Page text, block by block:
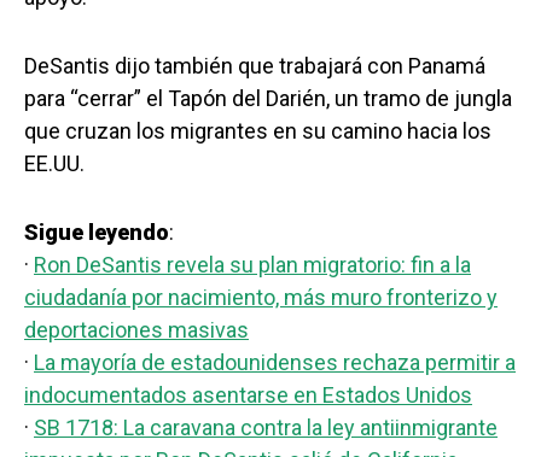
DeSantis dijo también que trabajará con Panamá
para “cerrar” el Tapón del Darién, un tramo de jungla
que cruzan los migrantes en su camino hacia los
EE.UU.
Sigue leyendo:
· Ron DeSantis revela su plan migratorio: fin a la
ciudadanía por nacimiento, más muro fronterizo y
deportaciones masivas
· La mayoría de estadounidenses rechaza permitir a
indocumentados asentarse en Estados Unidos
· SB 1718: La caravana contra la ley antiinmigrante